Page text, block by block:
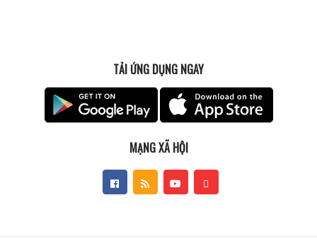
TẢI ỨNG DỤNG NGAY
MẠNG XÃ HỘI